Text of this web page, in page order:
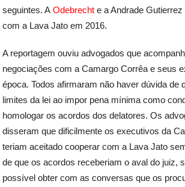
seguintes. AOdebrecht e a Andrade
com a Lava Jato em 2016.
A reportagem ouviu advogados que
negociações com a Camargo Corrêa e seus
época. Todos afirmaram não haver dúvida de
limites da lei ao impor pena mínima como
homologar os acordos dos delatores. Os
disseram que dificilmente os executivos da
teriam aceitado cooperar com a Lava Jato
de que os acordos receberiam o aval do juiz,
possível obter com as conversas que os